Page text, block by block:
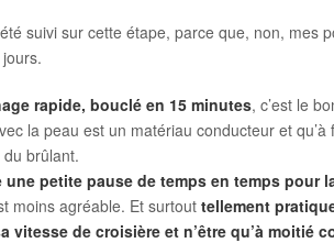
suivi sur cette étape, parce que, non, mes
rapide, bouclé en 15 minutes, c’est le
la peau est un matériau conducteur et qu’à
brûlant.
une petite pause de temps en temps pour
moins agréable. Et surtout tellement
vitesse de croisière et n’être qu’à moitié